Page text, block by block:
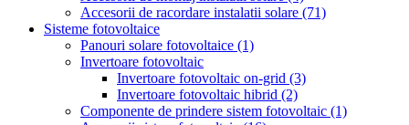
Accesorii de racordare instalatii solare (71)
Sisteme fotovoltaice
Panouri solare fotovoltaice (1)
Invertoare fotovoltaic
Invertoare fotovoltaic on-grid (3)
Invertoare fotovoltaic hibrid (2)
Componente de prindere sistem fotovoltaic (1)